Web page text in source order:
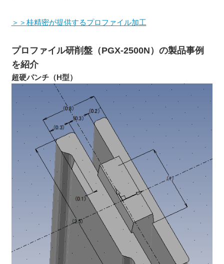
＞＞桂精密が提供するプロファイル加工
プロファイル研削盤（PGX-2500N）の製品事例
を紹介
超硬パンチ（H型）